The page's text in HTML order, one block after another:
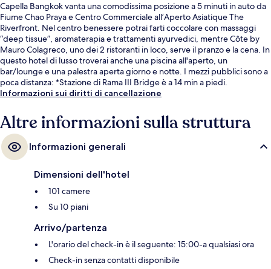
Capella Bangkok vanta una comodissima posizione a 5 minuti in auto da
Fiume Chao Praya e Centro Commerciale all’Aperto Asiatique The
Riverfront. Nel centro benessere potrai farti coccolare con massaggi
“deep tissue”, aromaterapia e trattamenti ayurvedici, mentre Côte by
Mauro Colagreco, uno dei 2 ristoranti in loco, serve il pranzo e la cena. In
questo hotel di lusso troverai anche una piscina all'aperto, un
bar/lounge e una palestra aperta giorno e notte. I mezzi pubblici sono a
poca distanza: *Stazione di Rama III Bridge è a 14 min a piedi.
Informazioni sui diritti di cancellazione
Altre informazioni sulla struttura
Informazioni generali
Dimensioni dell'hotel
101 camere
Su 10 piani
Arrivo/partenza
L'orario del check-in è il seguente: 15:00-a qualsiasi ora
Check-in senza contatti disponibile